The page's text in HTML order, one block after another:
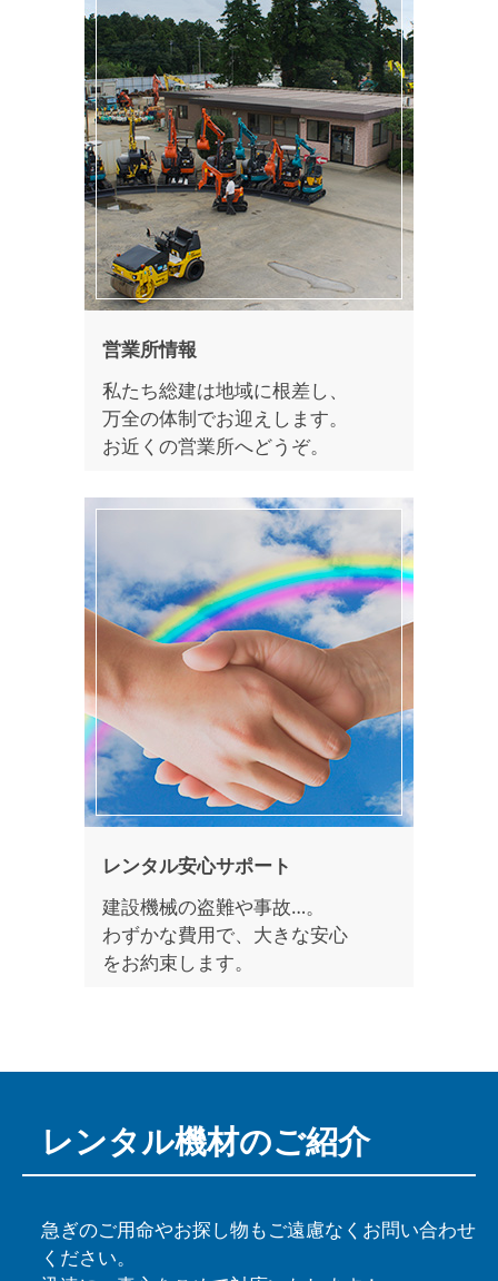
営業所情報
私たち総建は地域に根差し、
万全の体制でお迎えします。
お近くの営業所へどうぞ。
レンタル安心サポート
建設機械の盗難や事故…。
わずかな費用で、大きな安心
をお約束します。
レンタル機材のご紹介
急ぎのご用命やお探し物もご遠慮なくお問い合わせ
ください。